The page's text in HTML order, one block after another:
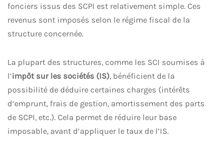
fonciers issus des SCPI est relativement simple. Ces
revenus sont imposés selon le régime fiscal de la
structure concernée.
La plupart des structures, comme les SCI soumises à
l’impôt sur les sociétés (IS), bénéficient de la
possibilité de déduire certaines charges (intérêts
d’emprunt, frais de gestion, amortissement des parts
de SCPI, etc.). Cela permet de réduire leur base
imposable, avant d’appliquer le taux de l’IS.